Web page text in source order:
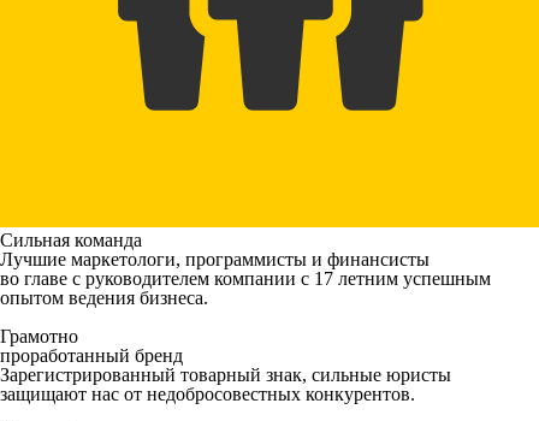
Сильная команда
Лучшие маркетологи, программисты и финансисты
во главе с руководителем компании с 17 летним уcпешным
опытом ведения бизнеса.
Грамотно
проработанный бренд
Зарегистрированный товарный знак, сильные юристы
защищают нас от недобросовестных конкурентов.